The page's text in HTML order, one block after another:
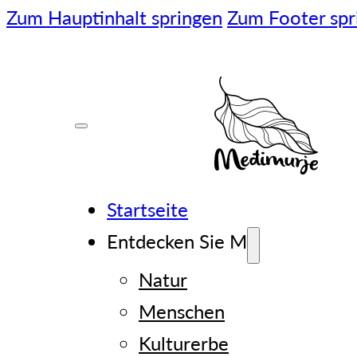
Zum Hauptinhalt springen Zum Footer
Startseite
Entdecken Sie M
Natur
Menschen
Kulturerbe